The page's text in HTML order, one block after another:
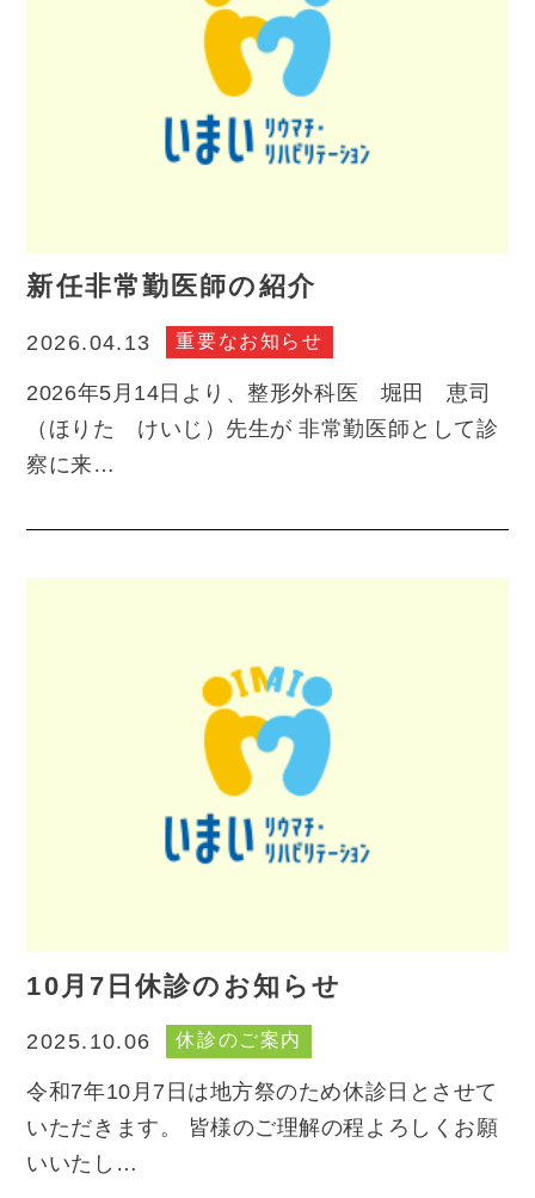
新任非常勤医師の紹介
2026.04.13 重要なお知らせ
2026年5月14日より、整形外科医 堀田 恵司
（ほりた けいじ）先生が 非常勤医師として診
察に来…
10月7日休診のお知らせ
2025.10.06 休診のご案内
令和7年10月7日は地方祭のため休診日とさせて
いただきます。 皆様のご理解の程よろしくお願
いいたし…